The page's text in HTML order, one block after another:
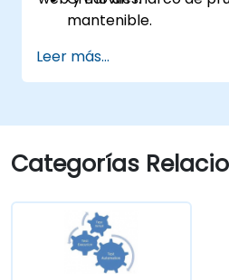
mantenible.
pruebas a múltiples
los resultados de las
TestComplete.
Leer más...
Categorías